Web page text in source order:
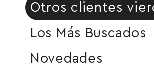
Otros clientes
Los Más Buscados
Novedades